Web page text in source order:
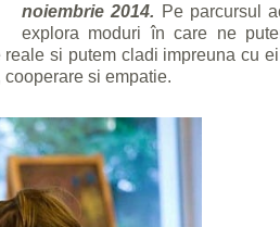
noiembrie 2014. Pe parcursul
explora moduri în care ne
si putem cladi impreuna cu
si empatie.